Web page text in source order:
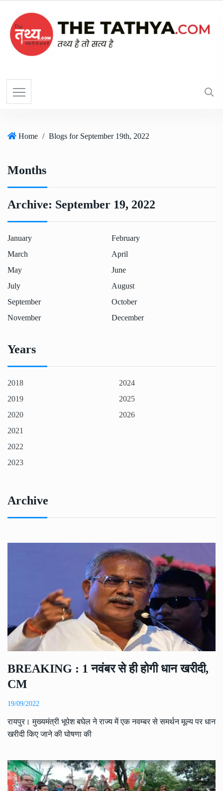
Home / Blogs for September 19th, 2022
Months
Archive: September 19, 2022
January
February
March
April
May
June
July
August
September
October
November
December
Years
2018
2019
2020
2021
2022
2023
2024
2025
2026
Archive
BREAKING : 1 नवंबर से ही होगी धान खरीदी,
CM
19/09/2022
रायपुर। मुख्यमंत्री भूपेश बघेल ने राज्य में एक नवम्बर से समर्थन मूल्य पर धान
खरीदी किए जाने की घोषणा की